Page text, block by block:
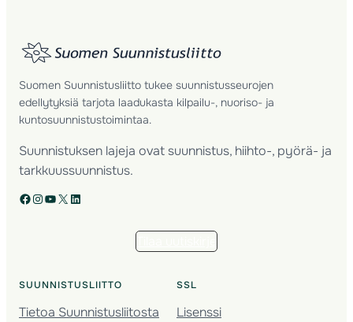
Suomen Suunnistusliitto tukee suunnistusseurojen
edellytyksiä tarjota laadukasta kilpailu-, nuoriso- ja
kuntosuunnistustoimintaa.
Suunnistuksen lajeja ovat suunnistus, hiihto-, pyörä- ja
tarkkuussuunnistus.
Facebook Instagram YouTube X LinkedIn
SUUNNISTUSLIITTO
Tietoa Suunnistusliitosta
SSL
Lisenssi